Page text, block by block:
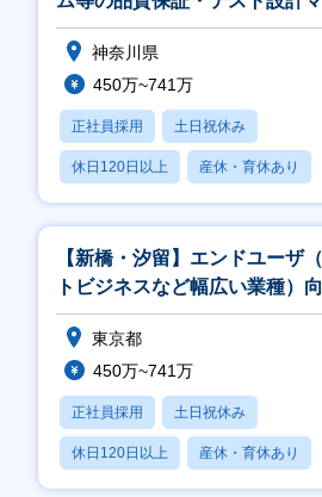
ジャ／アナリスト
神奈川県
450万~741万
正社員採用 土日祝休み
休日120日以上 産休・育休あり
月残業20時間以内
【新橋・汐留】エンドユーザ
トビジネスなど幅広い業種）
カウント営業
東京都
450万~741万
正社員採用 土日祝休み
休日120日以上 産休・育休あり
賞与あり